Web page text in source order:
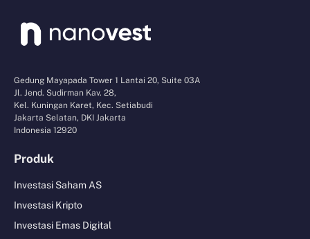
Gedung Mayapada Tower 1 Lantai 20, Suite 03A
Jl. Jend. Sudirman Kav. 28,
Kel. Kuningan Karet, Kec. Setiabudi
Jakarta Selatan, DKI Jakarta
Indonesia 12920
Produk
Investasi Saham AS
Investasi Kripto
Investasi Emas Digital